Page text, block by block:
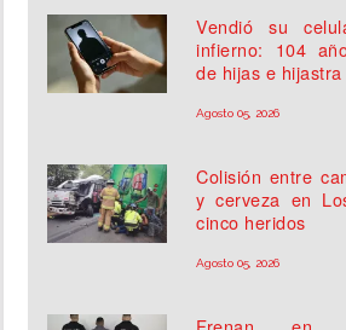
Vendió su
infierno: 104
de hijas e hijastra
Agosto 05, 2026
Colisión entre
y cerveza en
cinco heridos
Agosto 05, 2026